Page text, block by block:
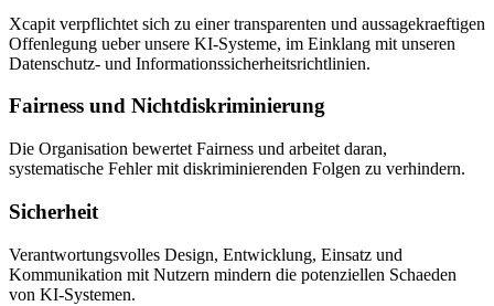
Xcapit verpflichtet sich zu einer transparenten und aussagekraeftigen
Offenlegung ueber unsere KI-Systeme, im Einklang mit unseren
Datenschutz- und Informationssicherheitsrichtlinien.
Fairness und Nichtdiskriminierung
Die Organisation bewertet Fairness und arbeitet daran,
systematische Fehler mit diskriminierenden Folgen zu verhindern.
Sicherheit
Verantwortungsvolles Design, Entwicklung, Einsatz und
Kommunikation mit Nutzern mindern die potenziellen Schaeden
von KI-Systemen.